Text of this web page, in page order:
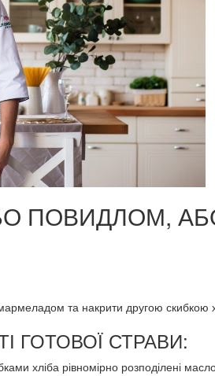
ПОВИДЛОМ,
та накрити другою скибкою
ГОТОВОЇ СТРАВИ:
хліба рівномірно розподілені